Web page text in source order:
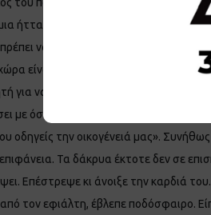
ήττα. Στον αθλητισμό κερδίζεις
να συγχαίρεις τον αντίπαλό
είναι περήφανη για αυτήν την
για να είναι δίπλα στην κορούλα
με όσα έγραψε στα social media.
οδηγείς την οικογένειά μας».
επιφάνεια. Τα δάκρυα έκτοτε δεν σε
Επέστρεψε κι άνοιξε την καρδιά
τον εφιάλτη, έβλεπε ποδόσφαιρο.